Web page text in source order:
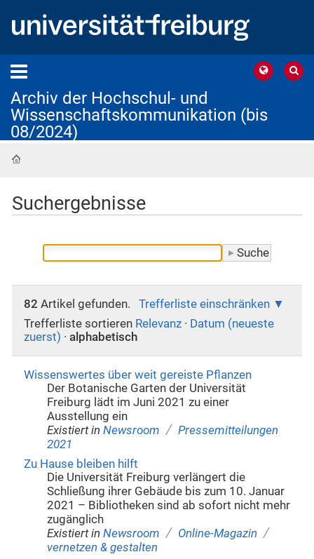
Archiv der Hochschul- und
Wissenschaftskommunikation (bis
08/2024)
Suchergebnisse
82 Artikel gefunden.
Trefferliste einschränken
Trefferliste sortieren Relevanz · Datum (neueste
zuerst) · alphabetisch
Wissenswertes über weit gereiste Pflanzen
Der Botanische Garten der Universität
Freiburg lädt im Juni 2021 zu einer
Ausstellung ein
Existiert in Newsroom / Pressemitteilungen
2021
Zu Hause bleiben hilft
Die Universität Freiburg verlängert die
Schließung ihrer Gebäude bis zum 10. Januar
2021 – Bibliotheken sind ab sofort nicht mehr
zugänglich
Existiert in Newsroom / Online-Magazin /
vernetzen & gestalten